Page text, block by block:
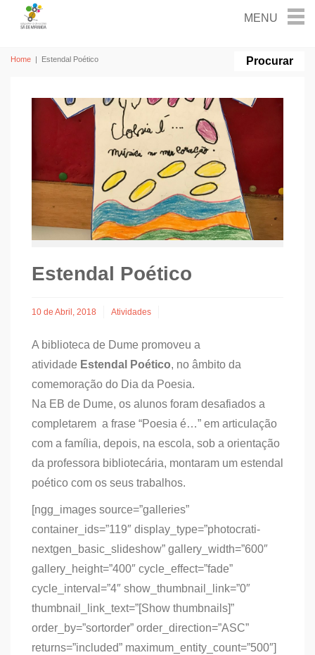
Home | Estendal Poético
Estendal Poético
10 de Abril, 2018 Atividades
A biblioteca de Dume promoveu a
atividade Estendal Poético, no âmbito da
comemoração do Dia da Poesia.
Na EB de Dume, os alunos foram desafiados a
completarem a frase “Poesia é…” em articulação
com a família, depois, na escola, sob a orientação
da professora bibliotecária, montaram um estendal
poético com os seus trabalhos.
[ngg_images source=”galleries”
container_ids=”119″ display_type=”photocrati-
nextgen_basic_slideshow” gallery_width=”600″
gallery_height=”400″ cycle_effect=”fade”
cycle_interval=”4″ show_thumbnail_link=”0″
thumbnail_link_text=”[Show thumbnails]”
order_by=”sortorder” order_direction=”ASC”
returns=”included” maximum_entity_count=”500″]